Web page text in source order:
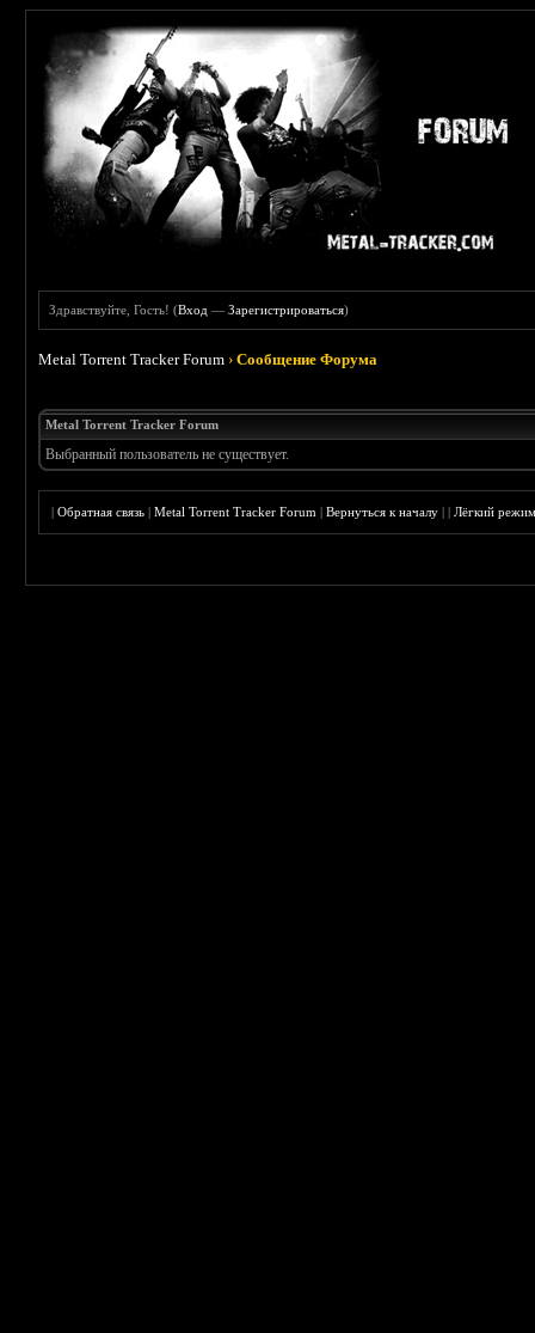
Здравствуйте, Гость! (Вход —Зарегистрироваться)
Metal Torrent Tracker Forum ›Сообщение Форума
Metal Torrent Tracker Forum
Выбранный пользователь не существует.
|Обратная связь |Metal Torrent Tracker Forum |Вернуться к началу ||Лёгкий